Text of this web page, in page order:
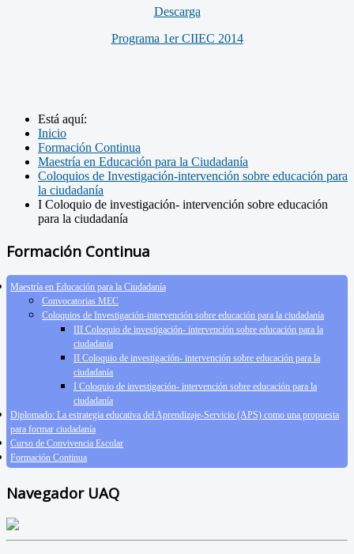
Descarga
Programa 1er CIIEC 2014
Está aquí:
Inicio
Formación Continua
Maestría en Educación para la Ciudadanía
Coloquios de Investigación-intervención sobre educación para
la ciudadanía
I Coloquio de investigación- intervención sobre educación
para la ciudadanía
Formación Continua
Maestría en Educación para la Ciudadanía
Convocatorias MEC
Coloquios de Investigación-intervención sobre educación para la ciudadanía
III Coloquio de investigación- intervención sobre educación para la
ciudadanía
II Coloquio de investigación- intervención sobre educación para la
ciudadanía
I Coloquio de investigación- intervención sobre educación para la
ciudadanía
Diplomado: La estrategia educativa del Aprendizaje-Servicio (APS) como una propuesta
para formar ciudadanía
Curso de Convivencia Escolar
Formación Continua
Navegador UAQ